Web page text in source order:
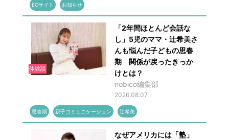
ECサイト お知らせ
体験談
「2年間ほとんど会話な
し」5児のママ・辻希美さ
んも悩んだ子どもの思春
期 関係が戻ったきっか
けとは？
nobico編集部
2026.08.07
思春期 親子コミュニケーション 辻希美
なぜアメリカには「塾」